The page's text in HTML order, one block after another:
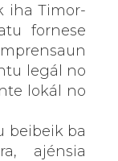
iha Timor-
fornese
legál no
lokál no
beibeik ba
ajénsia